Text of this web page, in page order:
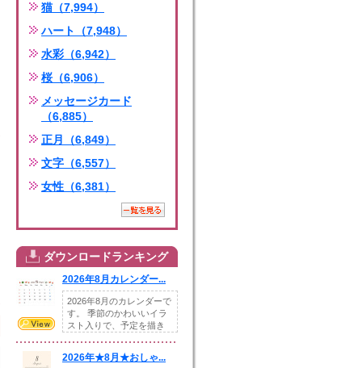
猫（7,994）
ハート（7,948）
水彩（6,942）
桜（6,906）
メッセージカード
（6,885）
正月（6,849）
文字（6,557）
女性（6,381）
ダウンロードランキング
2026年8月カレンダー...
2026年8月のカレンダーで
す。 季節のかわいいイラ
スト入りで、予定を描き
2026年★8月★おしゃ...